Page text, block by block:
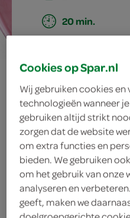
20 min.
chinese
met
ham en
Cookies op Spar.nl
Wij gebruiken cookies en
technologieën wanneer
gebruiken altijd strikt
zorgen dat de website
om extra functies en
bieden. We gebruiken
om het gebruik van onze
analyseren en
geeft, maken we